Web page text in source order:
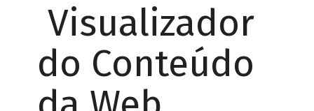
Visualizador
do Conteúdo